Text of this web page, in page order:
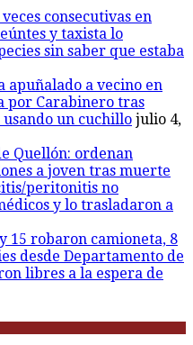
consecutivas en
y taxista lo
sin saber que estaba
apuñalado a vecino en
por Carabinero tras
un cuchillo julio 4,
Quellón: ordenan
a joven tras muerte
peritonitis no
y lo trasladaron a
15 robaron camioneta, 8
desde Departamento de
libres a la espera de